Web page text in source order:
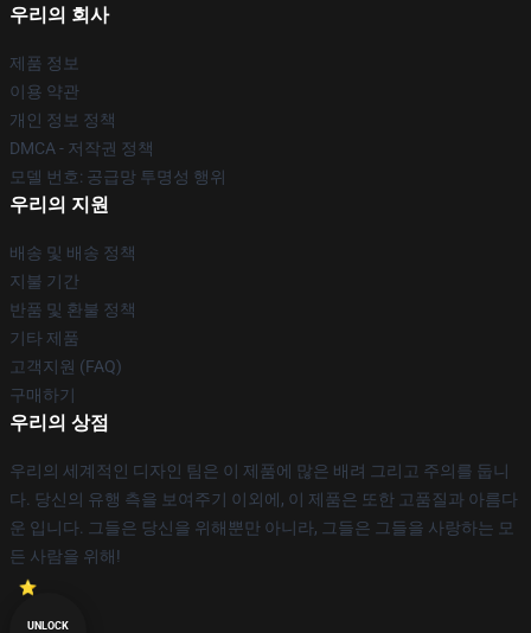
우리의 회사
제품 정보
이용 약관
개인 정보 정책
DMCA - 저작권 정책
모델 번호: 공급망 투명성 행위
우리의 지원
배송 및 배송 정책
지불 기간
반품 및 환불 정책
기타 제품
고객지원 (FAQ)
구매하기
우리의 상점
우리의 세계적인 디자인 팀은 이 제품에 많은 배려 그리고 주의를 둡니
다. 당신의 유행 측을 보여주기 이외에, 이 제품은 또한 고품질과 아름다
운 입니다. 그들은 당신을 위해뿐만 아니라, 그들은 그들을 사랑하는 모
든 사람을 위해!
UNLOCK